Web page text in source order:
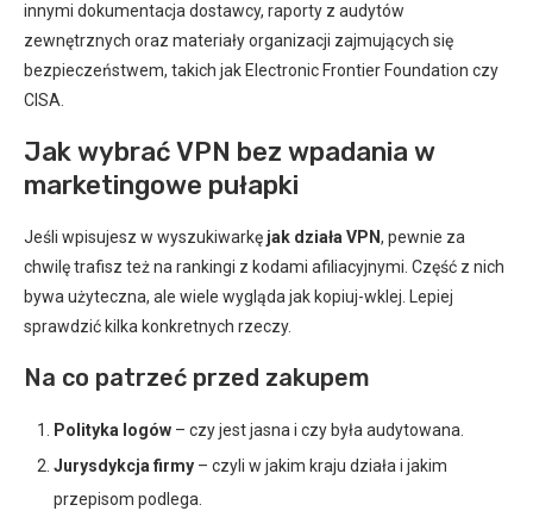
innymi dokumentacja dostawcy, raporty z audytów
zewnętrznych oraz materiały organizacji zajmujących się
bezpieczeństwem, takich jak Electronic Frontier Foundation czy
CISA.
Jak wybrać VPN bez wpadania w
marketingowe pułapki
Jeśli wpisujesz w wyszukiwarkę jak działa VPN, pewnie za
chwilę trafisz też na rankingi z kodami afiliacyjnymi. Część z nich
bywa użyteczna, ale wiele wygląda jak kopiuj-wklej. Lepiej
sprawdzić kilka konkretnych rzeczy.
Na co patrzeć przed zakupem
Polityka logów – czy jest jasna i czy była audytowana.
Jurysdykcja firmy – czyli w jakim kraju działa i jakim
przepisom podlega.